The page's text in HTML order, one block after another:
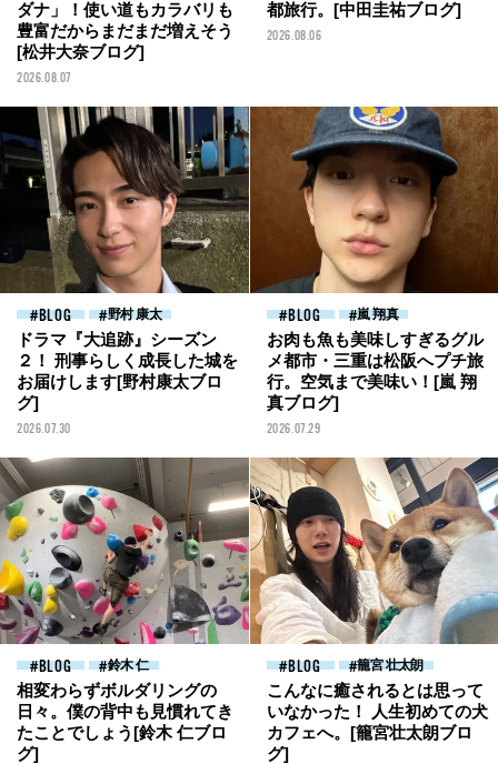
ダナ」！使い道もカラバリも
豊富だからまだまだ増えそう
[松井大奈ブログ]
2026.08.07
都旅行。[中田圭祐ブログ]
2026.08.06
BLOG 野村 康太
ドラマ『大追跡』シーズン
２！ 刑事らしく成長した城を
お届けします[野村康太ブロ
グ]
2026.07.30
BLOG 嵐 翔真
お肉も魚も美味しすぎるグル
メ都市・三重は松阪へプチ旅
行。空気まで美味い！[嵐 翔
真ブログ]
2026.07.29
BLOG 鈴木 仁
相変わらずボルダリングの
日々。僕の背中も見慣れてき
たことでしょう[鈴木 仁ブロ
グ]
BLOG 籠宮 壮太朗
こんなに癒されるとは思って
いなかった！ 人生初めての犬
カフェへ。[籠宮壮太朗ブロ
グ]